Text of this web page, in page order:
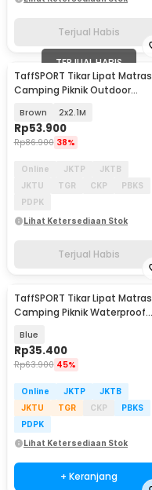
Terjual Habis
TERJUAL HABIS
TaffSPORT Tikar Lipat Matras
Camping Piknik Outdoor
Brown 2x2.1M
Rp53.900
Rp86.900 38%
Online JKTP
JKTB
JKTU
TGR CKP
PBKS
PDPK
Lihat Ketersediaan Stok
Terjual Habis
TaffSPORT Tikar Lipat Matras
Camping Piknik Waterproof
Blue
Rp35.400
Rp63.900 45%
Online JKTP
JKTB
JKTU
TGR CKP
PBKS
PDPK
Lihat Ketersediaan Stok
+ Keranjang